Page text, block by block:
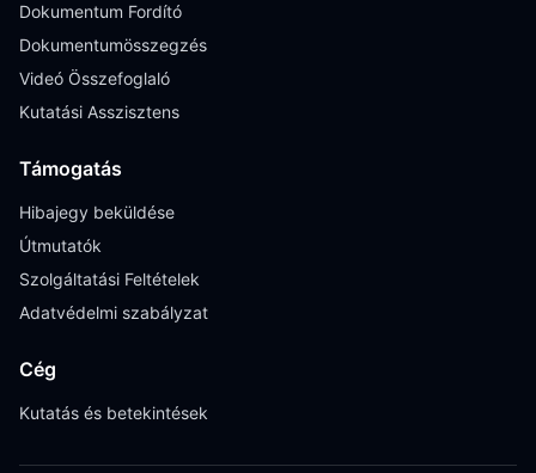
Dokumentum Fordító
Dokumentumösszegzés
Videó Összefoglaló
Kutatási Asszisztens
Támogatás
Hibajegy beküldése
Útmutatók
Szolgáltatási Feltételek
Adatvédelmi szabályzat
Cég
Kutatás és betekintések